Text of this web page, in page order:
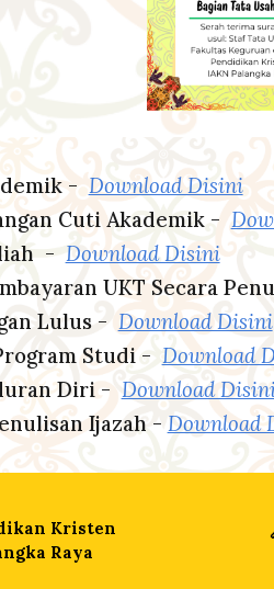
- Download Disini
Cuti Akademik-
- Download Disini
UKT Secara
Lulus - Download Disini
Studi - Download
Diri - Download
Ijazah - Download
Kristen
Raya